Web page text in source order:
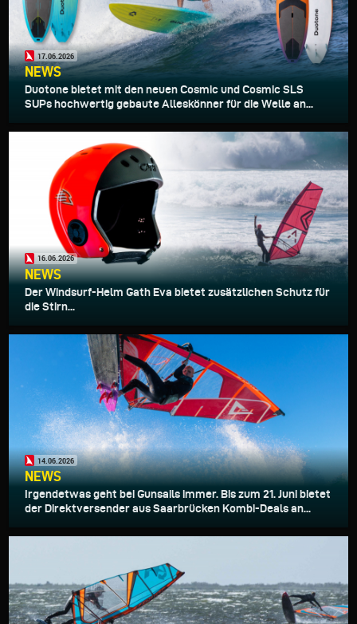
17.06.2026
NEWS
Duotone bietet mit den neuen Cosmic und Cosmic SLS
SUPs hochwertig gebaute Alleskönner für die Welle an...
16.06.2026
NEWS
Der Windsurf-Helm Gath Eva bietet zusätzlichen Schutz für
die Stirn...
14.06.2026
NEWS
Irgendetwas geht bei Gunsails immer. Bis zum 21. Juni bietet
der Direktversender aus Saarbrücken Kombi-Deals an...